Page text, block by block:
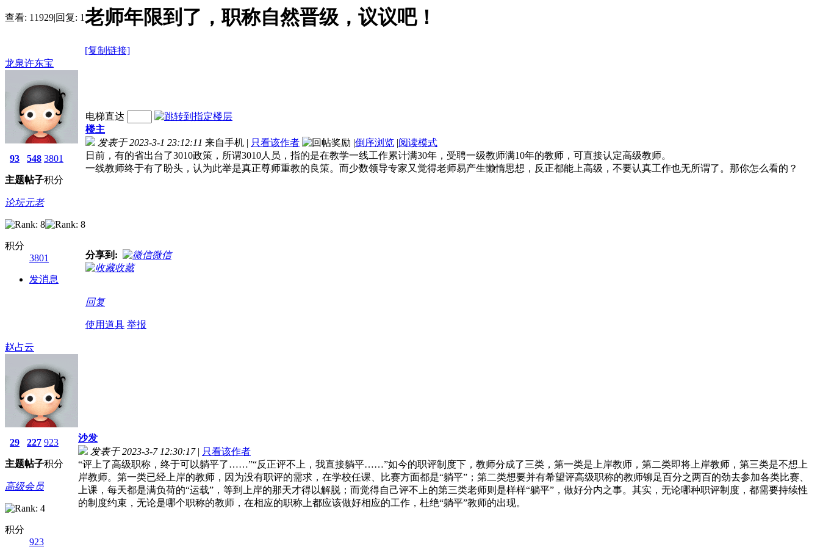
查看: 11929|回复: 1老师年限到了，职称自然晋级，议议吧！
[复制链接]
龙泉许东宝
93
主题
548
帖子
3801
积分
论坛元老
积分
3801
发消息
电梯直达
楼主
发表于 2023-3-1 23:12:11 来自手机 | 只看该作者 |倒序浏览 |阅读模式
日前，有的省出台了3010政策，所谓3010人员，指的是在教学一线工作累计满30年，受聘一级教师满10年的教师，可直接认定高级教师。
一线教师终于有了盼头，认为此举是真正尊师重教的良策。而少数领导专家又觉得老师易产生懒惰思想，反正都能上高级，不要认真工作也无所谓了。那你怎么看的？
分享到:
微信
收藏
回复
使用道具 举报
赵占云
29
主题
227
帖子
923
积分
高级会员
积分
923
沙发
发表于 2023-3-7 12:30:17 | 只看该作者
“评上了高级职称，终于可以躺平了……”“反正评不上，我直接躺平……”如今的职评制度下，教师分成了三类，第一类是上岸教师，第二类即将上岸教师，第三类是不想上
岸教师。第一类已经上岸的教师，因为没有职评的需求，在学校任课、比赛方面都是“躺平”；第二类想要并有希望评高级职称的教师铆足百分之两百的劲去参加各类比赛、
上课，每天都是满负荷的“运载”，等到上岸的那天才得以解脱；而觉得自己评不上的第三类老师则是样样“躺平”，做好分内之事。其实，无论哪种职评制度，都需要持续性
的制度约束，无论是哪个职称的教师，在相应的职称上都应该做好相应的工作，杜绝“躺平”教师的出现。